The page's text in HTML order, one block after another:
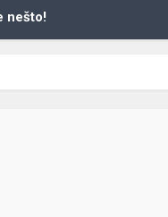
nešto!